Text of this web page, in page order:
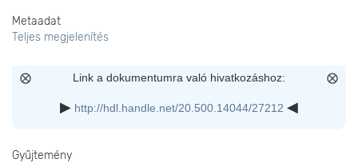
Metaadat
Teljes megjelenítés
Link a dokumentumra való hivatkozáshoz:
http://hdl.handle.net/20.500.14044/27212
Gyűjtemény